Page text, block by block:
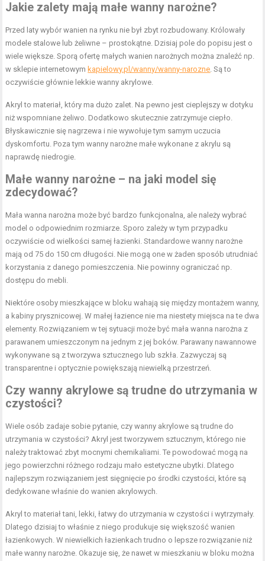
Jakie zalety mają małe wanny narożne?
Przed laty wybór wanien na rynku nie był zbyt rozbudowany. Królowały
modele stalowe lub żeliwne – prostokątne. Dzisiaj pole do popisu jest o
wiele większe. Sporą ofertę małych wanien narożnych można znaleźć np.
w sklepie internetowym kapielowy.pl/wanny/wanny-narozne. Są to
oczywiście głównie lekkie wanny akrylowe.
Akryl to materiał, który ma dużo zalet. Na pewno jest cieplejszy w dotyku
niż wspomniane żeliwo. Dodatkowo skutecznie zatrzymuje ciepło.
Błyskawicznie się nagrzewa i nie wywołuje tym samym uczucia
dyskomfortu. Poza tym wanny narożne małe wykonane z akrylu są
naprawdę niedrogie.
Małe wanny narożne – na jaki model się
zdecydować?
Mała wanna narożna może być bardzo funkcjonalna, ale należy wybrać
model o odpowiednim rozmiarze. Sporo zależy w tym przypadku
oczywiście od wielkości samej łazienki. Standardowe wanny narożne
mają od 75 do 150 cm długości. Nie mogą one w żaden sposób utrudniać
korzystania z danego pomieszczenia. Nie powinny ograniczać np.
dostępu do mebli.
Niektóre osoby mieszkające w bloku wahają się między montażem wanny,
a kabiny prysznicowej. W małej łazience nie ma niestety miejsca na te dwa
elementy. Rozwiązaniem w tej sytuacji może być mała wanna narożna z
parawanem umieszczonym na jednym z jej boków. Parawany nawannowe
wykonywane są z tworzywa sztucznego lub szkła. Zazwyczaj są
transparentne i optycznie powiększają niewielką przestrzeń.
Czy wanny akrylowe są trudne do utrzymania w
czystości?
Wiele osób zadaje sobie pytanie, czy wanny akrylowe są trudne do
utrzymania w czystości? Akryl jest tworzywem sztucznym, którego nie
należy traktować zbyt mocnymi chemikaliami. Te powodować mogą na
jego powierzchni różnego rodzaju mało estetyczne ubytki. Dlatego
najlepszym rozwiązaniem jest sięgnięcie po środki czystości, które są
dedykowane właśnie do wanien akrylowych.
Akryl to materiał tani, lekki, łatwy do utrzymania w czystości i wytrzymały.
Dlatego dzisiaj to właśnie z niego produkuje się większość wanien
łazienkowych. W niewielkich łazienkach trudno o lepsze rozwiązanie niż
małe wanny narożne. Okazuje się, że nawet w mieszkaniu w bloku można